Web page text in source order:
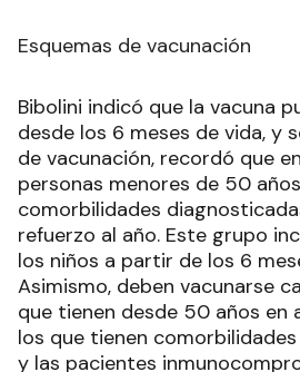
Esquemas de vacunación
Bibolini indicó que la vacuna
desde los 6 meses de vida, y
de vacunación, recordó que
personas menores de 50
comorbilidades
refuerzo al año. Este grupo
los niños a partir de los 6
Asimismo, deben vacunarse
que tienen desde 50 años en
los que tienen
y las pacientes